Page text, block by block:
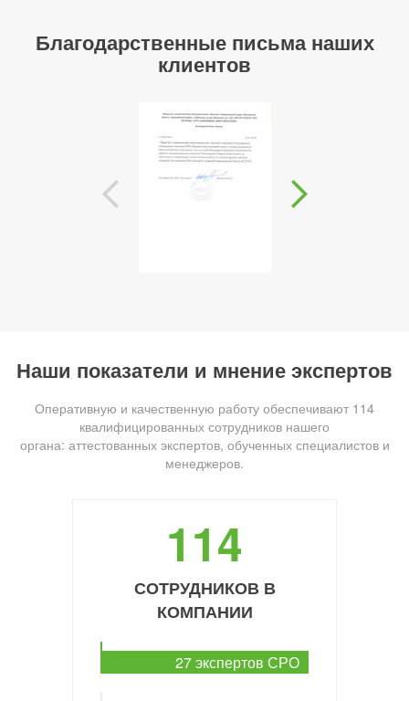
Благодарственные письма наших
клиентов
Наши показатели и мнение экспертов
Оперативную и качественную работу обеспечивают 114
квалифицированных сотрудников нашего
органа: аттестованных экспертов, обученных специалистов и
менеджеров.
114
СОТРУДНИКОВ В
КОМПАНИИ
27 экспертов СРО